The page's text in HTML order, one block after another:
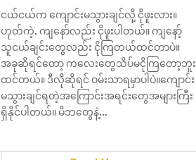
ငယ်ငယ်က ကျောင်းမသွားချင်လို့ ငိုဖူးလား။
ဟုတ်ကဲ့. ကျနော်လည်း ငိုဖူးပါတယ်။ ကျနော့်
သူငယ်ချင်းတွေလည်း ငိုကြတယ်ထင်တာပဲ။
အခုဆိုရင်တော့ ကလေးတွေသိပ်မငိုကြတော့ဘူး
ထင်တယ်။ ဒီလိုဆိုရင် ဝမ်းသာရမှာပါပဲ။ကျောင်း
မသွားချင်ရတဲ့အကြောင်းအရင်းတွေအများကြီး
ရှိနိုင်ပါတယ်။ မိဘတွေနဲ့...